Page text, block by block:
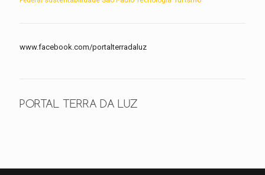
www.facebook.com/portalterradaluz
PORTAL TERRA DA LUZ